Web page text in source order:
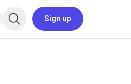
dark mode
Sign up